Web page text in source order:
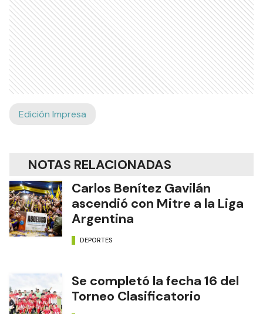
Edición Impresa
NOTAS RELACIONADAS
Carlos Benítez Gavilán
ascendió con Mitre a la Liga
Argentina
DEPORTES
Se completó la fecha 16 del
Torneo Clasificatorio